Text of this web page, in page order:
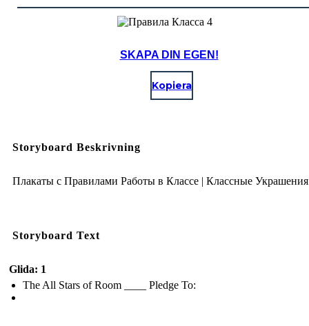
SKAPA DIN EGEN!
Kopiera
Storyboard Beskrivning
Плакаты с Правилами Работы в Классе | Классные Украшения
Storyboard Text
Glida: 1
The All Stars of Room ____ Pledge To: